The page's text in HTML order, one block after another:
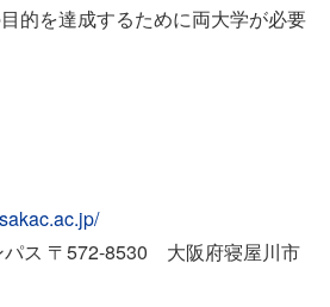
的を達成するために両大学が必要
パス 〒572-8530 大阪府寝屋川市